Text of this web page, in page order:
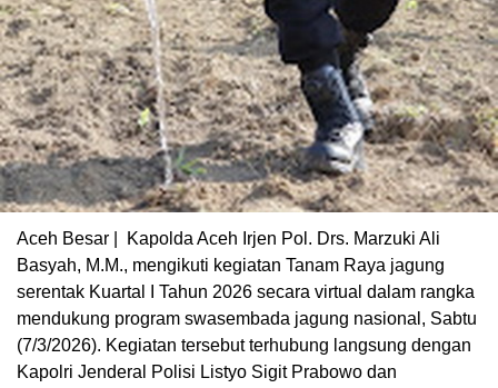
Aceh Besar | Kapolda Aceh Irjen Pol. Drs. Marzuki Ali
Basyah, M.M., mengikuti kegiatan Tanam Raya jagung
serentak Kuartal I Tahun 2026 secara virtual dalam rangka
mendukung program swasembada jagung nasional, Sabtu
(7/3/2026). Kegiatan tersebut terhubung langsung dengan
Kapolri Jenderal Polisi Listyo Sigit Prabowo dan